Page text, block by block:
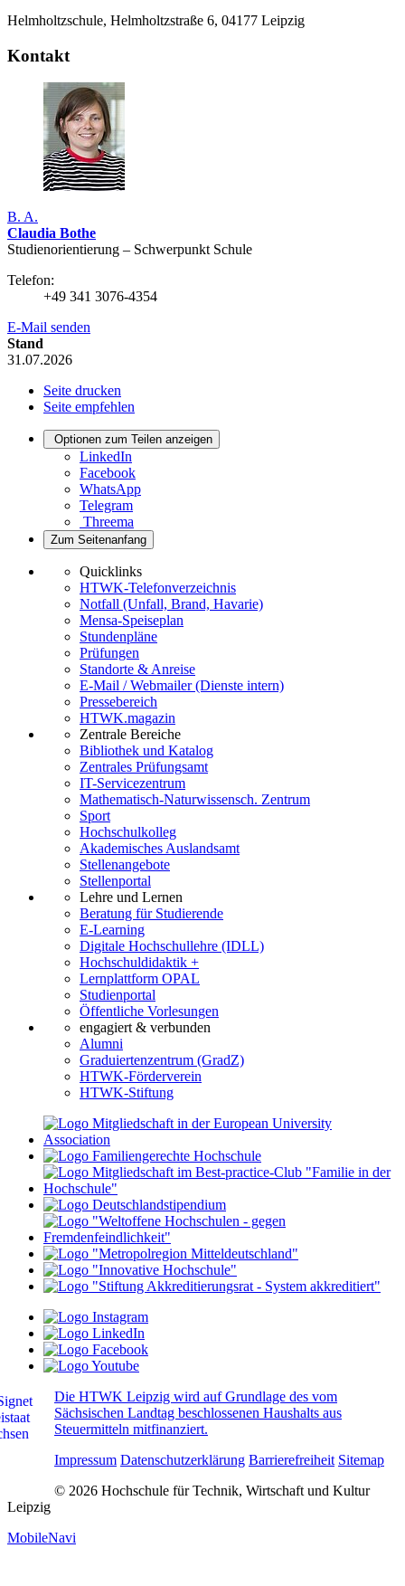
Helmholtzschule, Helmholtzstraße 6, 04177 Leipzig
Kontakt
B. A.
Claudia Bothe
Studienorientierung – Schwerpunkt Schule
Telefon:
+49 341 3076-4354
E-Mail senden
Stand
31.07.2026
Seite drucken
Seite empfehlen
Optionen zum Teilen anzeigen
LinkedIn
Facebook
WhatsApp
Telegram
Threema
Zum Seitenanfang
Quicklinks
HTWK-Telefonverzeichnis
Notfall (Unfall, Brand, Havarie)
Mensa-Speiseplan
Stundenpläne
Prüfungen
Standorte & Anreise
E-Mail / Webmailer (Dienste intern)
Pressebereich
HTWK.magazin
Zentrale Bereiche
Bibliothek und Katalog
Zentrales Prüfungsamt
IT-Servicezentrum
Mathematisch-Naturwissensch. Zentrum
Sport
Hochschulkolleg
Akademisches Auslandsamt
Stellenangebote
Stellenportal
Lehre und Lernen
Beratung für Studierende
E-Learning
Digitale Hochschullehre (IDLL)
Hochschuldidaktik +
Lernplattform OPAL
Studienportal
Öffentliche Vorlesungen
engagiert & verbunden
Alumni
Graduiertenzentrum (GradZ)
HTWK-Förderverein
HTWK-Stiftung
Die HTWK Leipzig wird auf Grundlage des vom
Sächsischen Landtag beschlossenen Haushalts aus
Steuermitteln mitfinanziert.
Impressum Datenschutzerklärung Barrierefreiheit Sitemap
© 2026 Hochschule für Technik, Wirtschaft und Kultur
Leipzig
MobileNavi